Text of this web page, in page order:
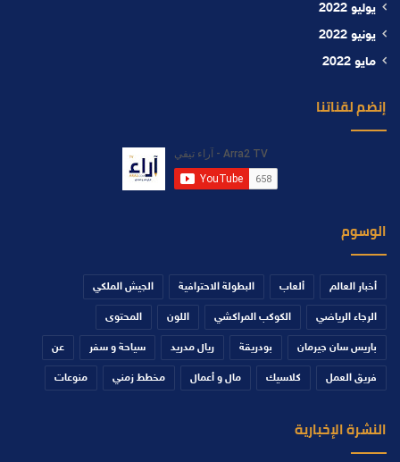
يوليو 2022
يونيو 2022
مايو 2022
إنضم لقناتنا
الوسوم
أخبار العالم ألعاب البطولة الاحترافية الجيش الملكي
الرجاء الرياضي الكوكب المراكشي اللون المحتوى
باريس سان جيرمان بودريقة ريال مدريد سياحة و سفر عن
فريق العمل كلاسيك مال و أعمال مخطط زمني منوعات
النشرة الإخبارية